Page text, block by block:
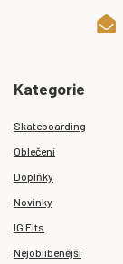
Kategorie
Skateboarding
Oblečení
Doplňky
Novinky
IG Fits
Nejoblíbenější